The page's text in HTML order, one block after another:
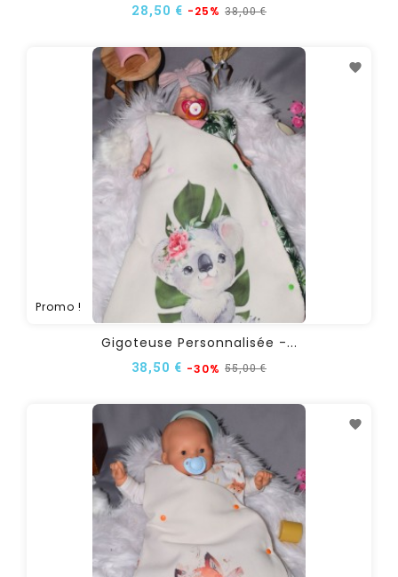
28,50 € -25% 38,00 €
Promo !
Gigoteuse Personnalisée -...
38,50 € -30% 55,00 €